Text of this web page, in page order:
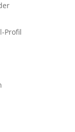
Profil